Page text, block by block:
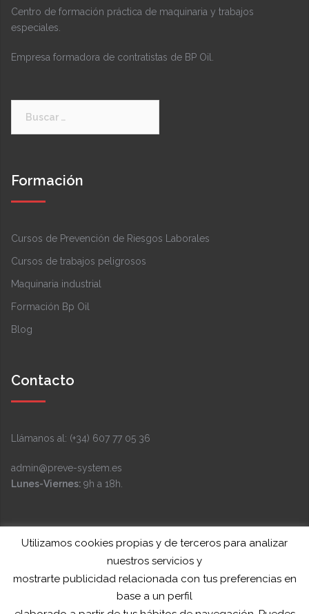
Centro de formación práctica de maquinaria y trabajos
especiales.
Empresa formadora de contratistas de BP Oil.
Formación
Cursos de Prevención de Riesgos Laborales
Cursos de trabajos peligrosos
Maquinaria industrial
Formación Bp Oil
Blog
Contacto
Llámanos al: (+34) 607 77 05 36
admin@preve-system.es
Lunes-Viernes: 9h a 18h.
Facebook InstagramLinkedIn YouTube Twitter